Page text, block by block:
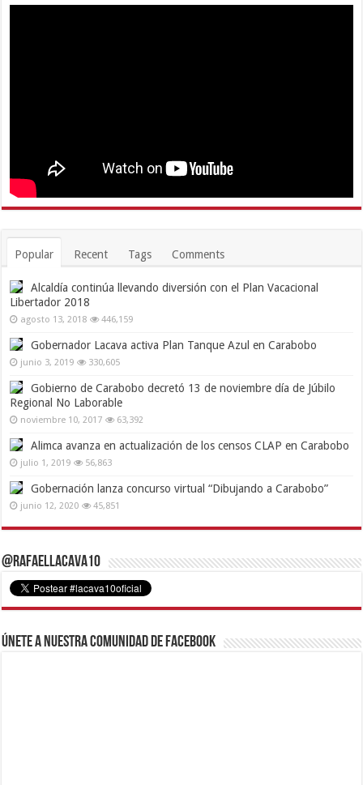
Popular Recent Tags Comments
Alcaldía continúa llevando diversión con el Plan Vacacional
Libertador 2018
agosto 13, 2018 446,159
Gobernador Lacava activa Plan Tanque Azul en Carabobo
junio 3, 2019 330,605
Gobierno de Carabobo decretó 13 de noviembre día de Júbilo
Regional No Laborable
noviembre 10, 2017 63,392
Alimca avanza en actualización de los censos CLAP en Carabobo
julio 1, 2019 56,863
Gobernación lanza concurso virtual “Dibujando a Carabobo”
junio 12, 2020 45,851
@RafaelLacava10
Únete a nuestra comunidad de Facebook